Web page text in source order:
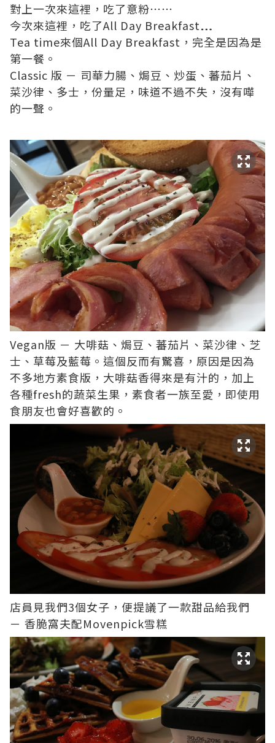
對上一次來這裡，吃了意粉⋯⋯
今次來這裡，吃了All Day Breakfast⋯⋯
Tea time來個All Day Breakfast，完全是因為是
第一餐。
Classic 版 － 司華力腸、焗豆、炒蛋、蕃茄片、
菜沙律、多士，份量足，味道不過不失，沒有嘩
的一聲。
Vegan版 － 大啡菇、焗豆、蕃茄片、菜沙律、芝
士、草莓及藍莓。這個反而有驚喜，原因是因為
不多地方素食版，大啡菇香得來是有汁的，加上
各種fresh的蔬菜生果，素食者一族至愛，即使用
食朋友也會好喜歡的。
店員見我們3個女子，便提議了一款甜品給我們
－ 香脆窩夫配Movenpick雪糕